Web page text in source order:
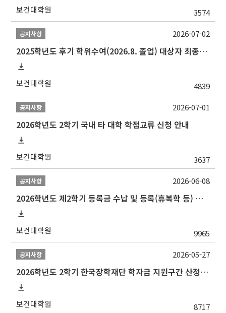
보건대학원 3574
공지사항
2025학년도 후기 학위수여(2026.8. 졸업) 대상자 최종인준 논문 제출 안내
보건대학원 4839
2026-07-02
공지사항
2026학년도 2학기 국내 타 대학 학점교류 신청 안내
보건대학원 3637
2026-07-01
공지사항
2026학년도 제2학기 등록금 수납 및 등록(휴복학 등) 일정 안내
보건대학원 9965
2026-06-08
공지사항
2026학년도 2학기 한국장학재단 학자금 지원구간 산정 신청 안내
보건대학원 8717
2026-05-27